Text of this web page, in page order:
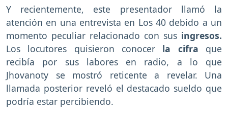
Y recientemente, este presentador llamó la
atención en una entrevista en Los 40 debido a un
momento peculiar relacionado con sus ingresos.
Los locutores quisieron conocer la cifra que
recibía por sus labores en radio, a lo que
Jhovanoty se mostró reticente a revelar. Una
llamada posterior reveló el destacado sueldo que
podría estar percibiendo.